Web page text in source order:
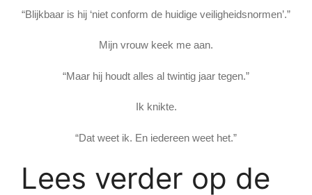
“Blijkbaar is hij ‘niet conform de huidige veiligheidsnormen’.”
Mijn vrouw keek me aan.
“Maar hij houdt alles al twintig jaar tegen.”
Ik knikte.
“Dat weet ik. En iedereen weet het.”
Lees verder op de